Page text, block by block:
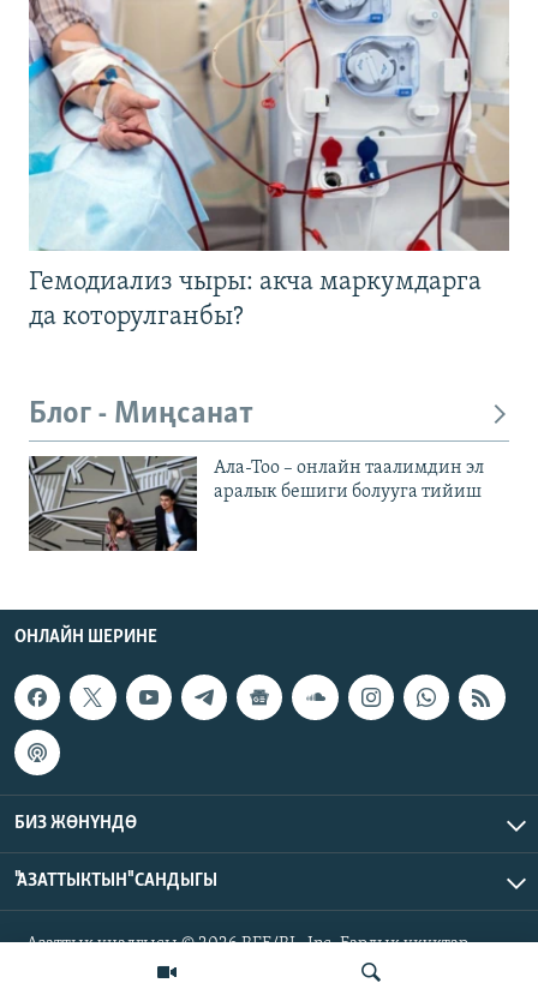
Гемодиализ чыры: акча маркумдарга
да которулганбы?
Блог - Миңсанат
Ала-Тоо – онлайн таалимдин эл
аралык бешиги болууга тийиш
ОНЛАЙН ШЕРИНЕ
БИЗ ЖӨНҮНДӨ
"АЗАТТЫКТЫН" САНДЫГЫ
Азаттык үналгысы © 2026 RFE/RL, Inc. Бардык укуктар